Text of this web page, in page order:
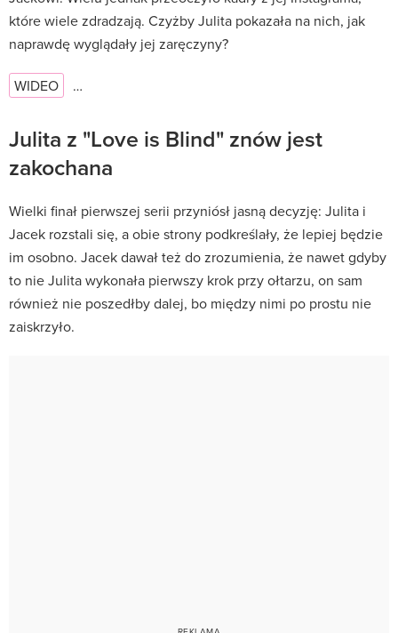
które wiele zdradzają. Czyżby Julita pokazała na nich, jak
naprawdę wyglądały jej zaręczyny?
WIDEO …
Julita z "Love is Blind" znów jest
zakochana
Wielki finał pierwszej serii przyniósł jasną decyzję: Julita i
Jacek rozstali się, a obie strony podkreślały, że lepiej będzie
im osobno. Jacek dawał też do zrozumienia, że nawet gdyby
to nie Julita wykonała pierwszy krok przy ołtarzu, on sam
również nie poszedłby dalej, bo między nimi po prostu nie
zaiskrzyło.